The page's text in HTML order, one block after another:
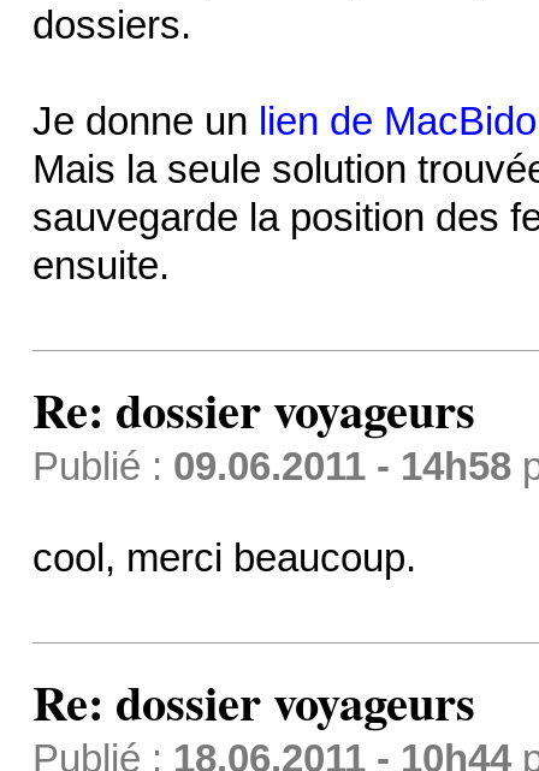
dossiers.
Je donne un lien de
Mais la seule solution
sauvegarde la position des
ensuite.
Re: dossier voyageurs
Publié : 09.06.2011 - 14h58
cool, merci beaucoup.
Re: dossier voyageurs
Publié : 18.06.2011 - 10h44